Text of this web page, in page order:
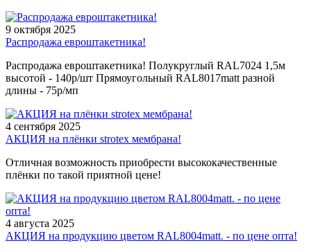
9 октября 2025
Распродажа евроштакетника!
Распродажа евроштакетника! Полукруглый RAL7024 1,5м
высотой - 140р/шт Прямоугольный RAL8017matt разной
длины - 75р/мп
4 сентября 2025
АКЦИЯ на плёнки strotex мембрана!
Отличная возможность приобрести высококачественные
плёнки по такой приятной цене!
4 августа 2025
АКЦИЯ на продукцию цветом RAL8004matt. - по цене опта!